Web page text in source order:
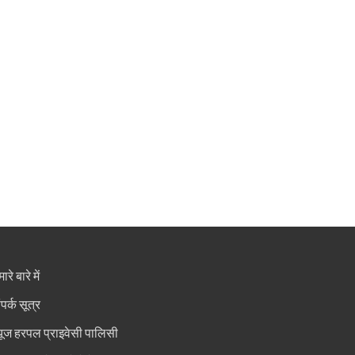
बारे में
सूत्र
हरपल प्राइवेसी पालिसी